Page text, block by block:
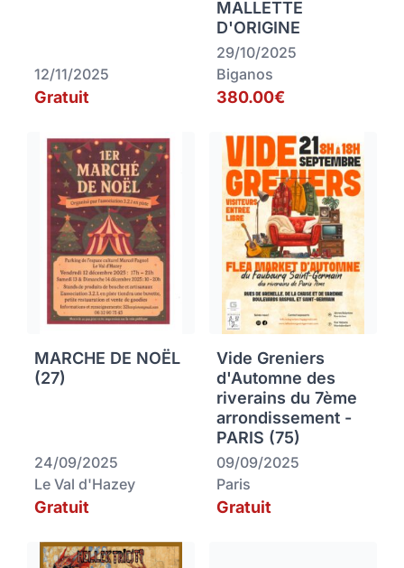
12/11/2025
Gratuit
MALLETTE
D'ORIGINE
29/10/2025
Biganos
380.00€
MARCHE DE NOËL
(27)
24/09/2025
Le Val d'Hazey
Gratuit
Vide Greniers
d'Automne des
riverains du 7ème
arrondissement -
PARIS (75)
09/09/2025
Paris
Gratuit